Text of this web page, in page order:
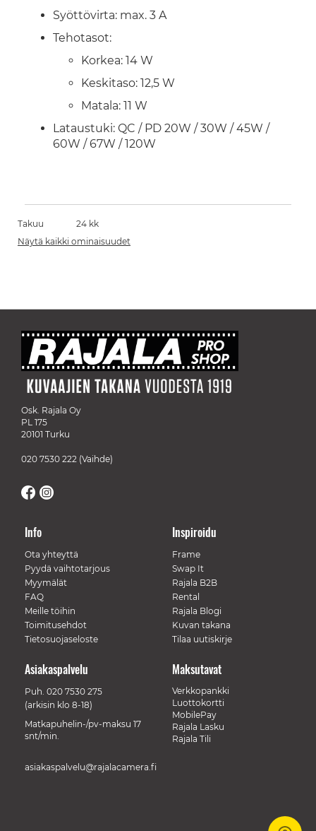
Syöttövirta: max. 3 A
Tehotasot:
Korkea: 14 W
Keskitaso: 12,5 W
Matala: 11 W
Lataustuki: QC / PD 20W / 30W / 45W /
60W / 67W / 120W
Takuu
24 kk
Näytä kaikki ominaisuudet
Osk. Rajala Oy
PL 175
20101 Turku
020 7530 222 (Vaihde)
Info
Ota yhteyttä
Pyydä vaihtotarjous
Myymälät
FAQ
Meille töihin
Toimitusehdot
Tietosuojaseloste
Inspiroidu
Frame
Swap It
Rajala B2B
Rental
Rajala Blogi
Kuvan takana
Tilaa uutiskirje
Maksutavat
Verkkopankki
Luottokortti
MobilePay
Rajala Lasku
Rajala Tili
Asiakaspalvelu
Puh. 020 7530 275
(arkisin klo 8-18)
Matkapuhelin-/pv-maksu 17
snt/min.
asiakaspalvelu@rajalacamera.fi